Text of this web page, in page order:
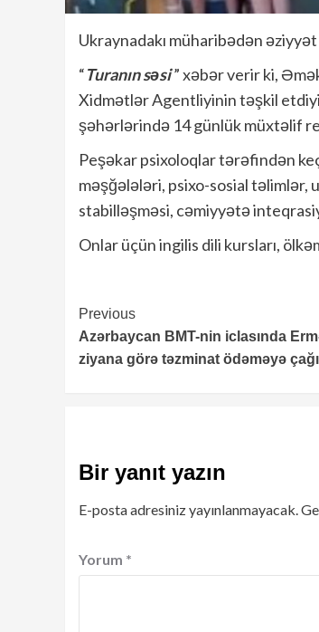
Ukraynadakı müharibədən
“Turanın səsi” xəbər verir ki,
Xidmətlər Agentliyinin təşkil etdiyi
şəhərlərində 14 günlük müxtəlif
Peşəkar psixoloqlar tərəfindən
məşğələləri, psixo-sosial təlimlər,
stabilləşməsi, cəmiyyətə
Onlar üçün ingilis dili kursları,
Continue
Reading
Previous
Azərbaycan BMT-nin iclasında
ziyana görə təzminat ödəməyə
Bir yanıt yazın
E-posta adresiniz yayınlanmayacak.
Yorum *